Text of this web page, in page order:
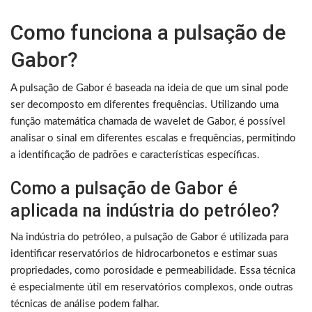
Como funciona a pulsação de
Gabor?
A pulsação de Gabor é baseada na ideia de que um sinal pode
ser decomposto em diferentes frequências. Utilizando uma
função matemática chamada de wavelet de Gabor, é possível
analisar o sinal em diferentes escalas e frequências, permitindo
a identificação de padrões e características específicas.
Como a pulsação de Gabor é
aplicada na indústria do petróleo?
Na indústria do petróleo, a pulsação de Gabor é utilizada para
identificar reservatórios de hidrocarbonetos e estimar suas
propriedades, como porosidade e permeabilidade. Essa técnica
é especialmente útil em reservatórios complexos, onde outras
técnicas de análise podem falhar.